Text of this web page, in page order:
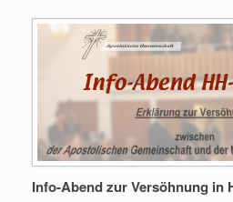
Info-Abend zur Versöhnung in